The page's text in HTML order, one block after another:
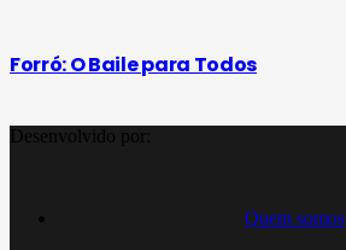
Forró: O Baile para Todos
Desenvolvido por:
Quem somos